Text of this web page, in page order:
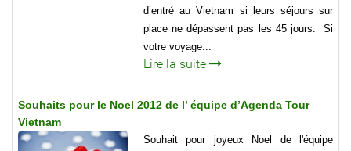
d’entré au Vietnam si leurs séjours sur
place ne dépassent pas les 45 jours. Si
votre voyage...
Lire la suite
Souhaits pour le Noel 2012 de l’ équipe d’Agenda Tour
Vietnam
Souhait pour joyeux Noel de l'équipe